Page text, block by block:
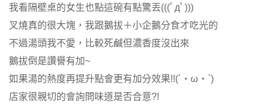
我看隔壁桌的女生也點這碗有點驚丟(((ﾟдﾟ)))
叉燒真的很大塊，我跟鵝拔＋小企鵝分食才吃光的
不過湯頭我不愛，比較死鹹但濃香度沒出來
鵝拔倒是讚譽有加~
如果湯的熱度再提升點會更有加分效果!!(´・ω・`)
店家很親切的會詢問味道是否合意?!